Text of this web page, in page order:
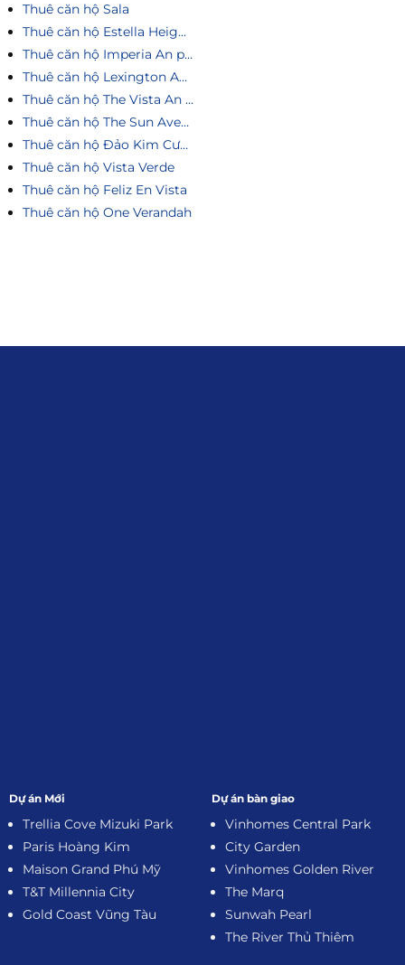
Thuê căn hộ Sala
Thuê căn hộ Estella Heights
Thuê căn hộ Imperia An phú
Thuê căn hộ Lexington An Phú
Thuê căn hộ The Vista An Phú
Thuê căn hộ The Sun Avenue
Thuê căn hộ Đảo Kim Cương
Thuê căn hộ Vista Verde
Thuê căn hộ Feliz En Vista
Thuê căn hộ One Verandah
Dự án Mới
Trellia Cove Mizuki Park
Paris Hoàng Kim
Maison Grand Phú Mỹ
T&T Millennia City
Gold Coast Vũng Tàu
Dự án bàn giao
Vinhomes Central Park
City Garden
Vinhomes Golden River
The Marq
Sunwah Pearl
The River Thủ Thiêm